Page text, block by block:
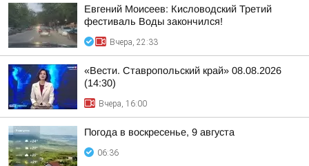
Евгений Моисеев: Кисловодский Третий
фестиваль Воды закончился!
Вчера, 22:33
«Вести. Ставропольский край» 08.08.2026
(14:30)
Вчера, 16:00
Погода в воскресенье, 9 августа
06:36